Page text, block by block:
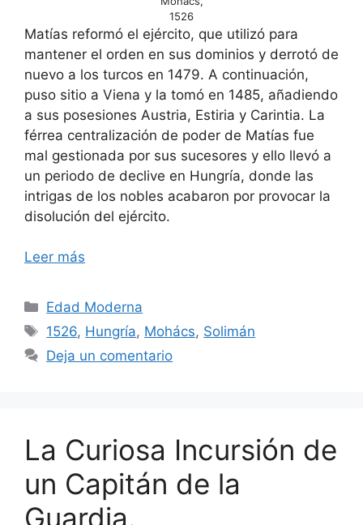
1526
Matías reformó el ejército, que utilizó para
mantener el orden en sus dominios y derrotó de
nuevo a los turcos en 1479. A continuación,
puso sitio a Viena y la tomó en 1485, añadiendo
a sus posesiones Austria, Estiria y Carintia. La
férrea centralización de poder de Matías fue
mal gestionada por sus sucesores y ello llevó a
un periodo de declive en Hungría, donde las
intrigas de los nobles acabaron por provocar la
disolución del ejército.
Leer más
Categorías
Edad Moderna
Etiquetas
1526, Hungría, Mohács, Solimán
Deja un comentario
La Curiosa Incursión de
un Capitán de la
Guardia.